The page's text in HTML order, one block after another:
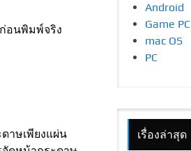
อนพิมพ์จริง
าษเพียงแผ่น
Android
Game PC
mac OS
PC
เรื่องล่าสุด